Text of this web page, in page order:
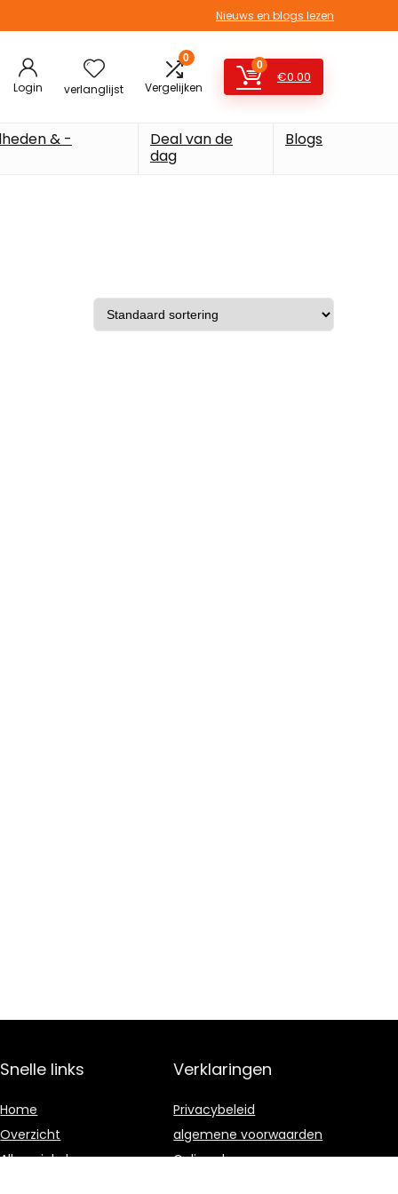
Nieuws en blogs lezen
Login verlanglijst
0
Vergelijken
0
€0.00
& -
Deal van de
dag
Blogs
Snelle links
Home
Overzicht
Alles winkelen
Verklaringen
Privacybeleid
algemene voorwaarden
Gelieerde